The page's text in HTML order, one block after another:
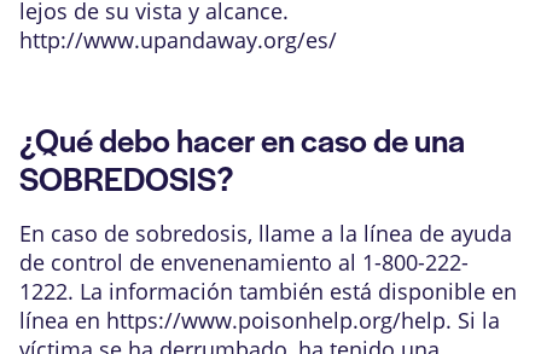
lejos de su vista y alcance.
http://www.upandaway.org/es/
¿Qué debo hacer en caso de una
SOBREDOSIS?
En caso de sobredosis, llame a la línea de ayuda
de control de envenenamiento al 1-800-222-
1222. La información también está disponible en
línea en https://www.poisonhelp.org/help. Si la